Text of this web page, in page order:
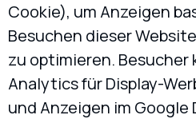
Cookie), um Anzeigen
Besuchen dieser
zu optimieren. Besucher
Analytics für Display-
und Anzeigen im Google